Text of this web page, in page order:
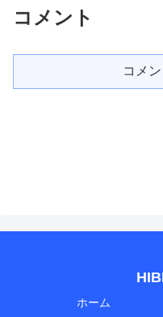
コメント
コメ
ホーム